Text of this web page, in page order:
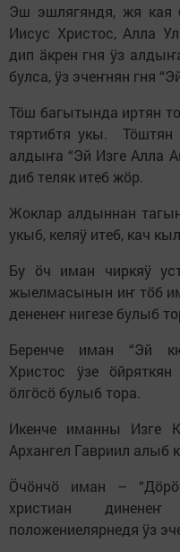
Эш эшлягяндя, жя кая
Иисус Христос, Алла
дип ӓкрен гня ӱз
булса, ӱз эчеҥнян гня
Тӧш багытында иртян
тяртибтя укы.
алдыҥа “Эй Изге Алла
диб теляк итеб жӧр.
Жоклар алдыннан
укыб, келяӱ итеб, кач
Бу ӧч иман чиркяӱ
жыелмасынын иҥ тӧб
дененеҥ нигезе булыб
Беренче иман “Эй
Христос ӱзе
ӧлгӧсӧ булыб тора.
Икенче иманны Изге
Архангел Гавриил алыб
Ӧчӧнчӧ иман –
христиан
положениелярнедя ӱз